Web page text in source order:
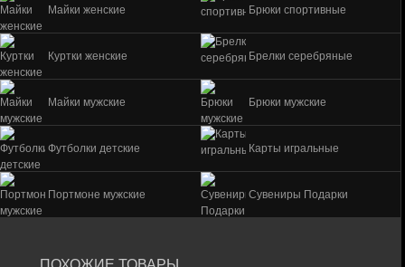
Майки женские Брюки спортивные
Куртки женские Брелки серебряные
Майки мужские Брюки мужские
Футболки детские Карты игральные
Портмоне мужские Сувениры Подарки